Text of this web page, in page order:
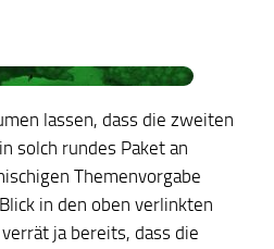
lassen, dass die zweiten
solch rundes Paket an
Themenvorgabe
in den oben verlinkten
ja bereits, dass die